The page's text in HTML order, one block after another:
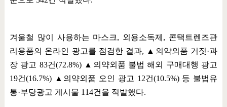
겨울철 많이 사용하는 마스크, 외용소독제 , 콘택트렌즈관
리용품의 온라인 광고를 점검한 결과, ▲ 의약외품 거짓·과
장 광고 83건(72.8%) ▲ 의약외품 불법 해외 구매대행 광고
19건(16.7%) ▲ 의약외품 오인 광고 12건(10.5%) 등 불법유
통·부당광고 게시물 114건을 적발했다.